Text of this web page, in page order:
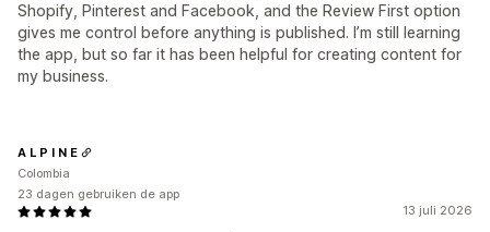
Shopify, Pinterest and Facebook, and the Review First option
gives me control before anything is published. I’m still learning
the app, but so far it has been helpful for creating content for
my business.
13 juli 2026
A L P I N E
Colombia
23 dagen gebruiken de app